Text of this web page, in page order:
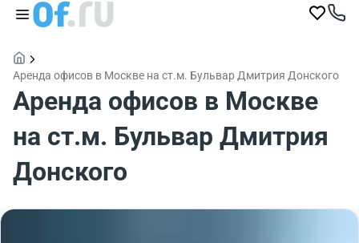
Аренда офисов в Москве на ст.м. Бульвар Дмитрия Донского
Аренда офисов в Москве
на ст.м. Бульвар Дмитрия
Донского